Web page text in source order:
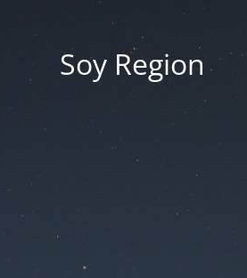
Soy Region